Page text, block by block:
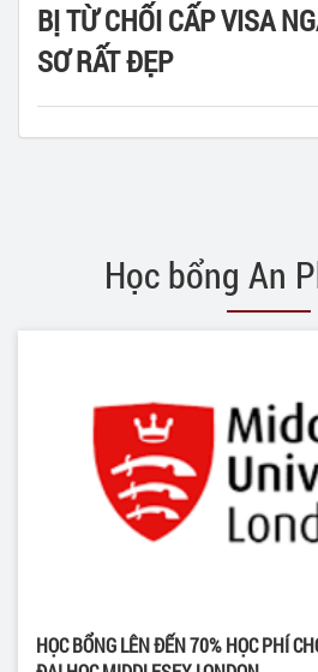
BỊ TỪ CHỐI CẤP VISA
SƠ RẤT ĐẸP
Học bổng An
HỌC BỔNG LÊN ĐẾN 70% HỌC PHÍ